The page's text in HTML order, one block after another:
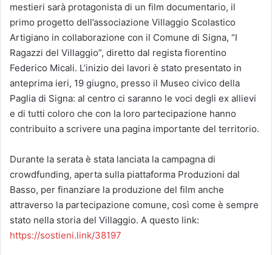
mestieri sarà protagonista di un film documentario, il
primo progetto dell’associazione Villaggio Scolastico
Artigiano in collaborazione con il Comune di Signa, “I
Ragazzi del Villaggio”, diretto dal regista fiorentino
Federico Micali. L’inizio dei lavori è stato presentato in
anteprima ieri, 19 giugno, presso il Museo civico della
Paglia di Signa: al centro ci saranno le voci degli ex allievi
e di tutti coloro che con la loro partecipazione hanno
contribuito a scrivere una pagina importante del territorio.
Durante la serata è stata lanciata la campagna di
crowdfunding, aperta sulla piattaforma Produzioni dal
Basso, per finanziare la produzione del film anche
attraverso la partecipazione comune, così come è sempre
stato nella storia del Villaggio. A questo link:
https://sostieni.link/38197